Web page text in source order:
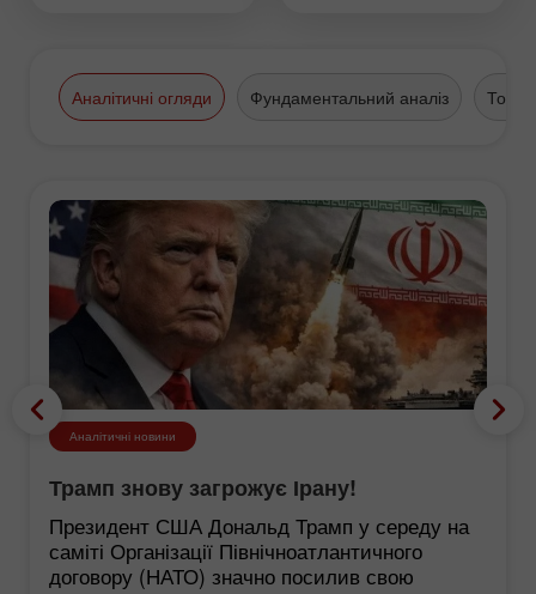
Аналітичні огляди Фундаментальний аналіз
Аналітичні новини
Трамп знову загрожує Ірану!
Президент США Дональд Трамп у середу на
саміті Організації Північноатлантичного
договору (НАТО) значно посилив свою